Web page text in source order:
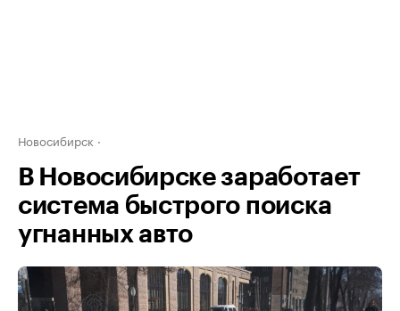
Новосибирск
В Новосибирске заработает
система быстрого поиска
угнанных авто